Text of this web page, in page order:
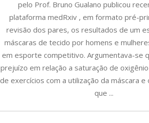
pelo Prof. Bruno Gualano publicou
plataforma medRxiv , em formato pré-
revisão dos pares, os resultados de um
máscaras de tecido por homens e
em esporte competitivo. Argumentava-se
prejuízo em relação a saturação de
de exercícios com a utilização da máscara
que